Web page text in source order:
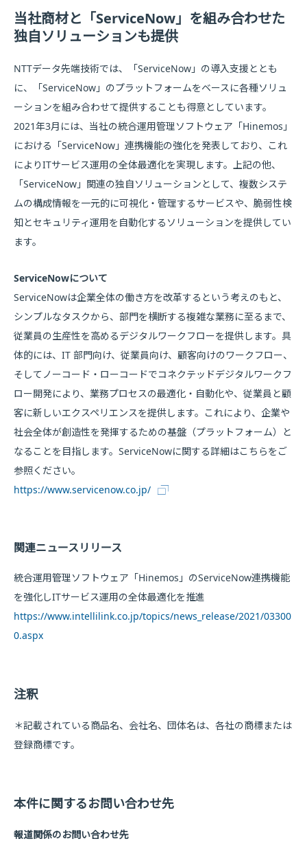
当社商材と「ServiceNow」を組み合わせた
独自ソリューションも提供
NTTデータ先端技術では、「ServiceNow」の導入支援ととも
に、「ServiceNow」のプラットフォームをベースに各種ソリュ
ーションを組み合わせて提供することも得意としています。
2021年3月には、当社の統合運用管理ソフトウェア「Hinemos」
における「ServiceNow」連携機能の強化を発表しており、これ
によりITサービス運用の全体最適化を実現します。上記の他、
「ServiceNow」関連の独自ソリューションとして、複数システ
ムの構成情報を一元的に可視化・管理するサービスや、脆弱性検
知とセキュリティ運用を自動化するソリューションを提供してい
ます。
ServiceNowについて
ServiceNowは企業全体の働き方を改革するという考えのもと、
シンプルなタスクから、部門を横断する複雑な業務に至るまで、
従業員の生産性を高めるデジタルワークフローを提供します。具
体的には、IT 部門向け、従業員向け、顧客向けのワークフロー、
そしてノーコード・ローコードでコネクテッドデジタルワークフ
ロー開発により、業務プロセスの最適化・自動化や、従業員と顧
客に新しいエクスペリエンスを提供します。これにより、企業や
社会全体が創造性を発揮するための基盤（プラットフォーム）と
なることを目指します。ServiceNowに関する詳細はこちらをご
参照ください。
https://www.servicenow.co.jp/
関連ニュースリリース
統合運用管理ソフトウェア「Hinemos」のServiceNow連携機能
を強化しITサービス運用の全体最適化を推進
https://www.intellilink.co.jp/topics/news_release/2021/03300
0.aspx
注釈
＊記載されている商品名、会社名、団体名は、各社の商標または
登録商標です。
本件に関するお問い合わせ先
報道関係のお問い合わせ先